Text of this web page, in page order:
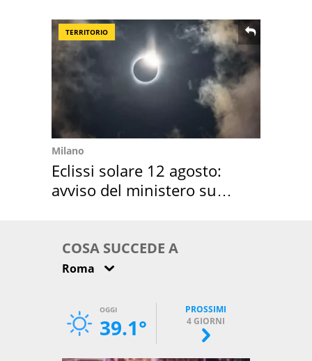
TERRITORIO
Milano
Eclissi solare 12 agosto:
avviso del ministero su